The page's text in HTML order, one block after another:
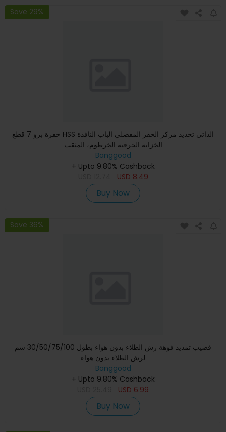
Save 29%
حفرة برو 7 قطع HSS الذاتي تحديد مركز الحفر المفصلي الباب النافذة
الخزانة الحرفية الخرطوم، المثقب
Banggood
+ Upto 9.80% Cashback
USD 8.49
Buy Now
Save 36%
قضيب تمديد فوهة رش الطلاء بدون هواء بطول 30/50/75/100 سم
لرش الطلاء بدون هواء
Banggood
+ Upto 9.80% Cashback
USD 6.99
Buy Now